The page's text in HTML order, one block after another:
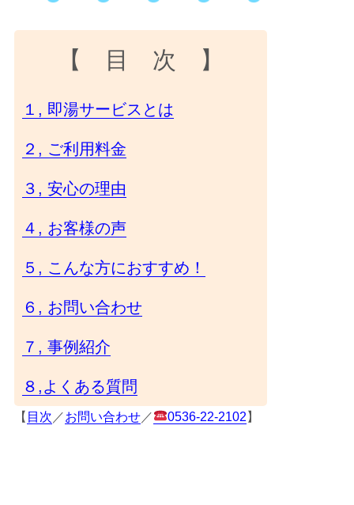
【 目 次 】
１, 即湯サービスとは
２, ご利用料金
３, 安心の理由
４, お客様の声
５, こんな方におすすめ！
６, お問い合わせ
７, 事例紹介
８,よくある質問
【 目次 ／お問い合わせ／ 0536-22-2102 】